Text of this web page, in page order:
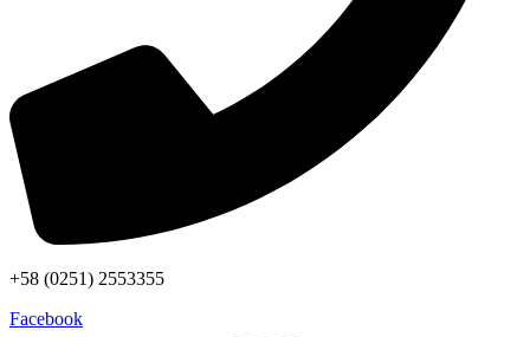
+58 (0251) 2553355
Facebook